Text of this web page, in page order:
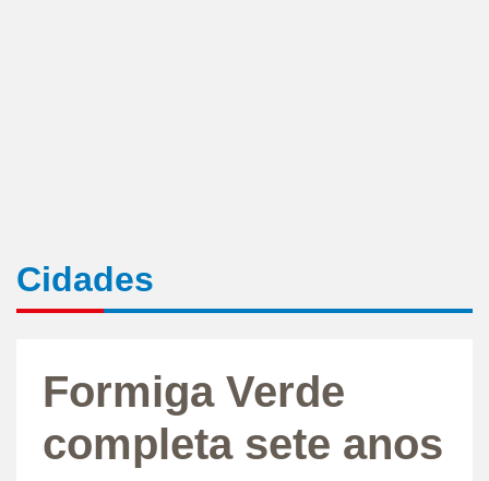
Cidades
Formiga Verde
completa sete anos